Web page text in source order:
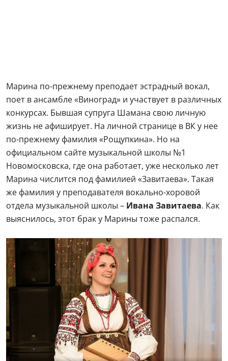
Марина по-прежнему преподает эстрадный вокал,
поет в ансамбле «Виноград» и участвует в различных
конкурсах. Бывшая супруга Шамана свою личную
жизнь не афиширует. На личной странице в ВК у нее
по-прежнему фамилия «Рощупкина». Но на
официальном сайте музыкальной школы №1
Новомосковска, где она работает, уже несколько лет
Марина числится под фамилией «Завитаева». Такая
же фамилия у преподавателя вокально-хоровой
отдела музыкальной школы – Ивана Завитаева. Как
выяснилось, этот брак у Марины тоже распался.